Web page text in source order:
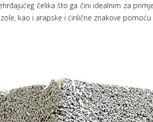
čelika što ga čini idealnim za
kao i arapske i ćirilične znakove